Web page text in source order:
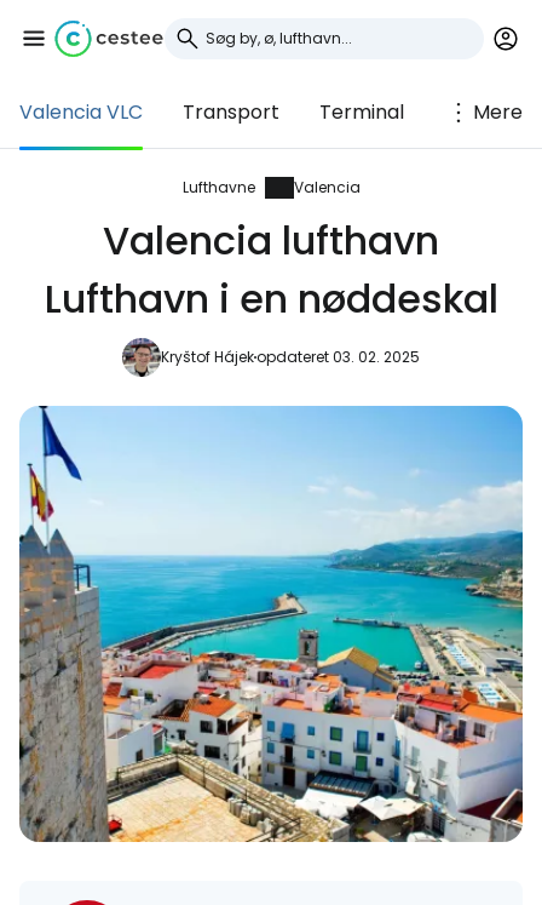
Valencia VLC Transport Terminal Mere
Lufthavne Valencia
Valencia lufthavn
Lufthavn i en nøddeskal
Kryštof Hájekopdateret 03. 02. 2025
Log ind på Cestee
... det verdensomspændende
Fortsæt med Google
Fortsæt med e-mail